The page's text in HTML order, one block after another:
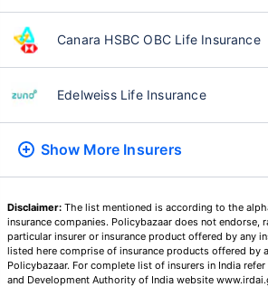
Canara HSBC OBC Life Insurance
Edelweiss Life Insurance
Show More Insurers
Disclaimer: The list mentioned is according to the
insurance companies. Policybazaar does not endorse,
particular insurer or insurance product offered by any
listed here comprise of insurance products offered by
Policybazaar. For complete list of insurers in India
and Development Authority of India website
₹ ১,৩৭৬/মাস*